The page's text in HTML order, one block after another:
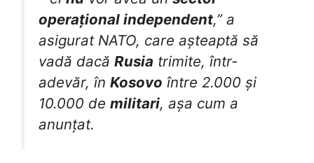
operațional independent,” a
asigurat NATO, care așteaptă să
vadă dacă Rusia trimite, într-
adevăr, în Kosovo între 2.000 și
10.000 de militari, așa cum a
anunțat.